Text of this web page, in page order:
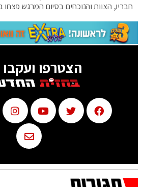
חבריו, הצוות והנוכחים בסיום המרגש
הצטרפו